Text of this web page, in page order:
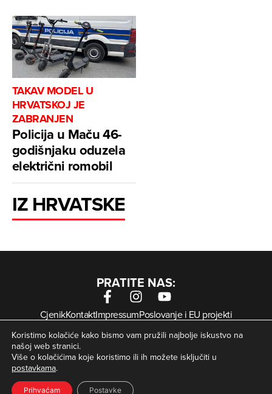
TAKAV MODEL U
HRVATSKOJ JE
ZABRANJEN
Policija u Maču 46-
godišnjaku oduzela
električni romobil
IZ HRVATSKE
PRATITE NAS:
CjenikKontaktImpressumPoslovanje i EU projekti
Arhiva digitalnih novina
Uvjeti korištenjaZaštita privatnosti
Kolačići
© Zagorje International – Sva prava pridržana | Developed
bykrMedia
Koristimo kolačiće kako bismo vam pružili najbolje iskustvo na
našoj web stranici.
Više o kolačićima koje koristimo ili ih možete isključiti u
postavkama.
Prihvaćam Postavke